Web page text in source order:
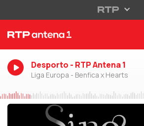
Desporto - RTP Antena 1
Liga Europa - Benfica x Hearts